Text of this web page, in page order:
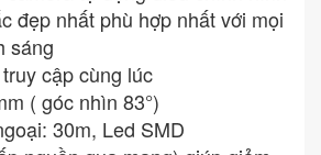
đẹp nhất phù hợp nhất với mọi
sáng
cập cùng lúc
( góc nhìn 83°)
30m, Led SMD